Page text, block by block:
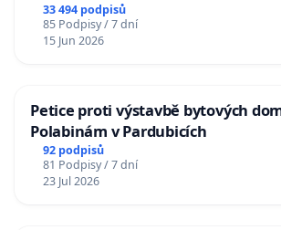
33 494 podpisů
85 Podpisy / 7 dní
15 Jun 2026
Petice proti výstavbě bytových
Polabinám v Pardubicích
92 podpisů
81 Podpisy / 7 dní
23 Jul 2026